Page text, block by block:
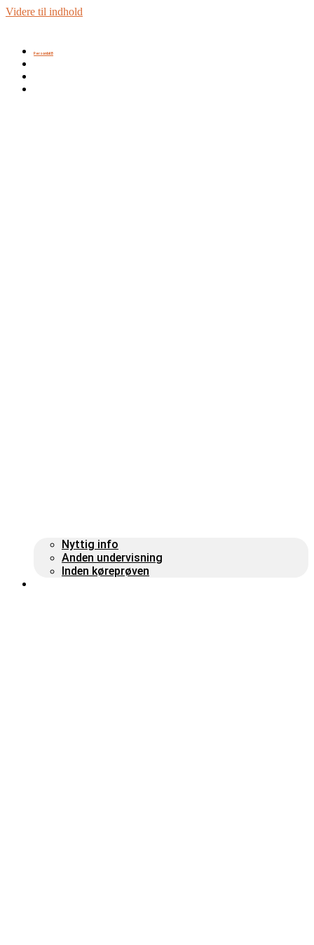
Videre til indhold
Personbil B
Nyttig info
Anden undervisning
Inden køreprøven